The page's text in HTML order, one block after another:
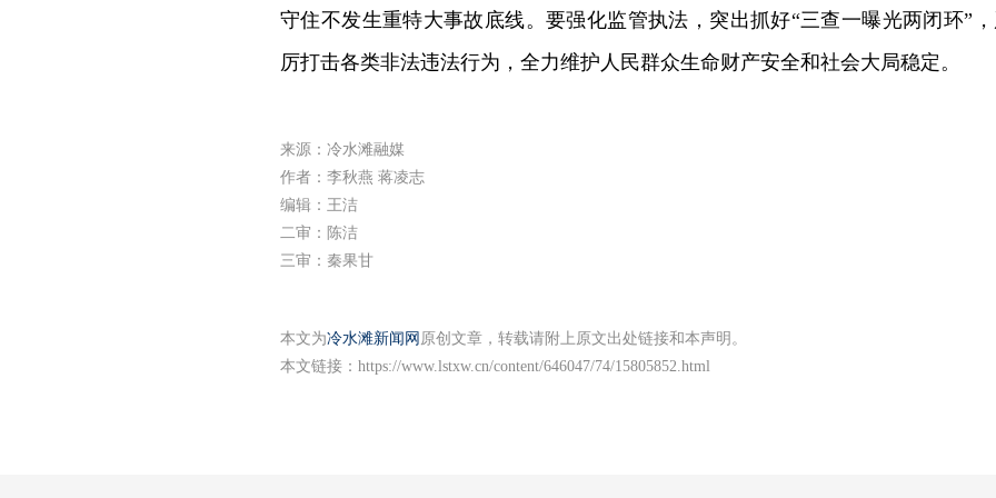
守住不发生重特大事故底线。要强化监管执法，突出抓好“三查一曝光两闭环”
厉打击各类非法违法行为，全力维护人民群众生命财产安全和社会大局稳定。
来源：冷水滩融媒
作者：李秋燕 蒋凌志
编辑：王洁
二审：陈洁
三审：秦果甘
本文为冷水滩新闻网 原创文章，转载请附上原文出处链接和本声明。
本文链接： https://www.lstxw.cn/content/646047/74/15805852.html